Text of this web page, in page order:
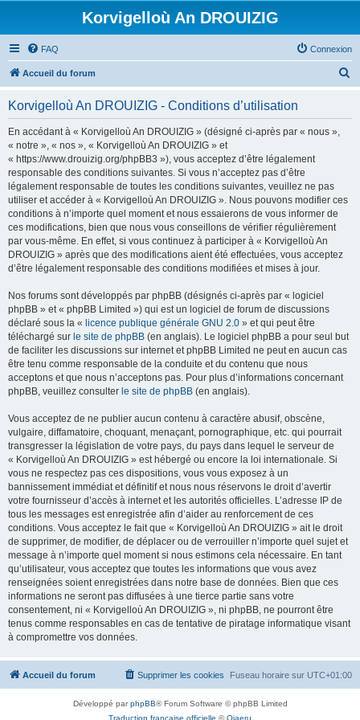
Korvigelloù An DROUIZIG
FAQ Connexion
Accueil du forum
Korvigelloù An DROUIZIG - Conditions d’utilisation
En accédant à « Korvigelloù An DROUIZIG » (désigné ci-après par « nous »,
« notre », « nos », « Korvigelloù An DROUIZIG » et
« https://www.drouizig.org/phpBB3 »), vous acceptez d’être légalement
responsable des conditions suivantes. Si vous n’acceptez pas d’être
légalement responsable de toutes les conditions suivantes, veuillez ne pas
utiliser et accéder à « Korvigelloù An DROUIZIG ». Nous pouvons modifier ces
conditions à n’importe quel moment et nous essaierons de vous informer de
ces modifications, bien que nous vous conseillons de vérifier régulièrement
par vous-même. En effet, si vous continuez à participer à « Korvigelloù An
DROUIZIG » après que des modifications aient été effectuées, vous acceptez
d’être légalement responsable des conditions modifiées et mises à jour.
Nos forums sont développés par phpBB (désignés ci-après par « logiciel
phpBB » et « phpBB Limited ») qui est un logiciel de forum de discussions
déclaré sous la « licence publique générale GNU 2.0 » et qui peut être
téléchargé sur le site de phpBB (en anglais). Le logiciel phpBB a pour seul but
de faciliter les discussions sur internet et phpBB Limited ne peut en aucun cas
être tenu comme responsable de la conduite et du contenu que nous
acceptons et que nous n’acceptons pas. Pour plus d’informations concernant
phpBB, veuillez consulter le site de phpBB (en anglais).
Vous acceptez de ne publier aucun contenu à caractère abusif, obscène,
vulgaire, diffamatoire, choquant, menaçant, pornographique, etc. qui pourrait
transgresser la législation de votre pays, du pays dans lequel le serveur de
« Korvigelloù An DROUIZIG » est hébergé ou encore la loi internationale. Si
vous ne respectez pas ces dispositions, vous vous exposez à un
bannissement immédiat et définitif et nous nous réservons le droit d’avertir
votre fournisseur d’accès à internet et les autorités officielles. L’adresse IP de
tous les messages est enregistrée afin d’aider au renforcement de ces
conditions. Vous acceptez le fait que « Korvigelloù An DROUIZIG » ait le droit
de supprimer, de modifier, de déplacer ou de verrouiller n’importe quel sujet et
message à n’importe quel moment si nous estimons cela nécessaire. En tant
qu’utilisateur, vous acceptez que toutes les informations que vous avez
renseignées soient enregistrées dans notre base de données. Bien que ces
informations ne seront pas diffusées à une tierce partie sans votre
consentement, ni « Korvigelloù An DROUIZIG », ni phpBB, ne pourront être
tenus comme responsables en cas de tentative de piratage informatique visant
à compromettre vos données.
Accueil du forum Fuseau horaire sur UTC+01:00
Supprimer les cookies
Développé parphpBB® Forum Software © phpBB Limited
Traduction française officielle ©Qiaeru